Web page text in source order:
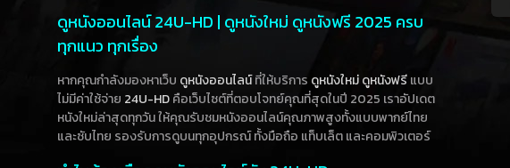
ดูหนังออนไลน์ 24U-HD | ดูหนังใหม่ ดูหนังฟรี 2025 ครบ
ทุกแนว ทุกเรื่อง
หากคุณกำลังมองหาเว็บ ดูหนังออนไลน์ที่ให้บริการ ดูหนังใหม่ดูหนังฟรีแบบ
ไม่มีค่าใช้จ่าย 24U-HDคือเว็บไซต์ที่ตอบโจทย์คุณที่สุดในปี 2025 เราอัปเดต
หนังใหม่ล่าสุดทุกวัน ให้คุณรับชมหนังออนไลน์คุณภาพสูงทั้งแบบพากย์ไทย
และซับไทย รองรับการดูบนทุกอุปกรณ์ ทั้งมือถือ แท็บเล็ต และคอมพิวเตอร์